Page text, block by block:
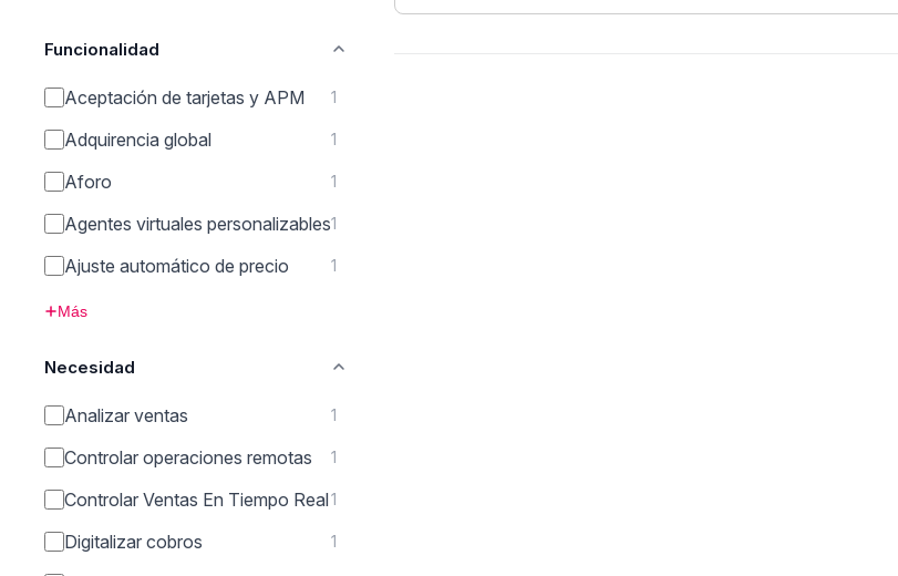
Funcionalidad
Aceptación de tarjetas y APM 1
Adquirencia global 1
Aforo 1
Agentes virtuales personalizables1
Ajuste automático de precio 1
Más
Necesidad
Analizar ventas 1
Controlar operaciones remotas 1
Controlar Ventas En Tiempo Real1
Digitalizar cobros 1